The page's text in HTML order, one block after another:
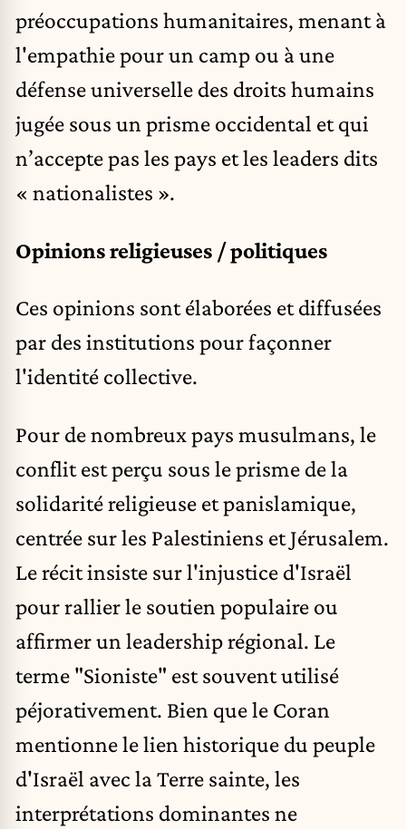
préoccupations humanitaires, menant à
l'empathie pour un camp ou à une
défense universelle des droits humains
jugée sous un prisme occidental et qui
n’accepte pas les pays et les leaders dits
« nationalistes ».
Opinions religieuses / politiques
Ces opinions sont élaborées et diffusées
par des institutions pour façonner
l'identité collective.
Pour de nombreux pays musulmans, le
conflit est perçu sous le prisme de la
solidarité religieuse et panislamique,
centrée sur les Palestiniens et Jérusalem.
Le récit insiste sur l'injustice d'Israël
pour rallier le soutien populaire ou
affirmer un leadership régional. Le
terme "Sioniste" est souvent utilisé
péjorativement. Bien que le Coran
mentionne le lien historique du peuple
d'Israël avec la Terre sainte, les
interprétations dominantes ne